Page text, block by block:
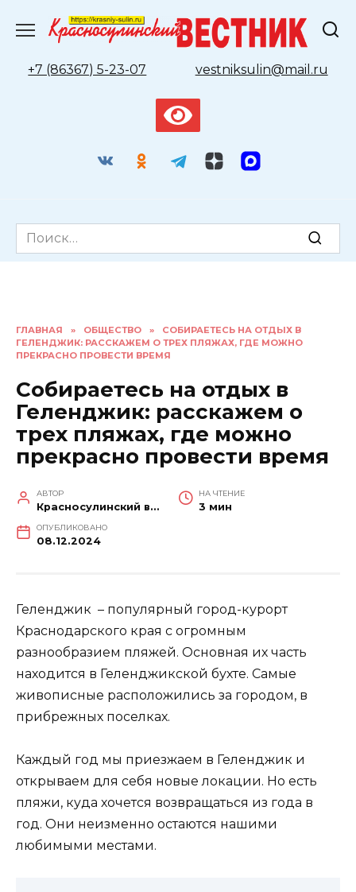
содержанию
+7 (86367) 5-23-07
vestniksulin@mail.ru
Search
for:
ГЛАВНАЯ » ОБЩЕСТВО »
СОБИРАЕТЕСЬ НА ОТДЫХ В
ГЕЛЕНДЖИК: РАССКАЖЕМ О ТРЕХ ПЛЯЖАХ, ГДЕ МОЖНО
ПРЕКРАСНО ПРОВЕСТИ ВРЕМЯ
Собираетесь на отдых в
Геленджик: расскажем о
трех пляжах, где можно
прекрасно провести время
АВТОР
Красносулинский вестник
НА ЧТЕНИЕ
3 мин
ОПУБЛИКОВАНО
08.12.2024
Геленджик – популярный город-курорт
Краснодарского края с огромным
разнообразием пляжей. Основная их часть
находится в Геленджикской бухте. Самые
живописные расположились за городом, в
прибрежных поселках.
Каждый год мы приезжаем в Геленджик и
открываем для себя новые локации. Но есть
пляжи, куда хочется возвращаться из года в
год. Они неизменно остаются нашими
любимыми местами.